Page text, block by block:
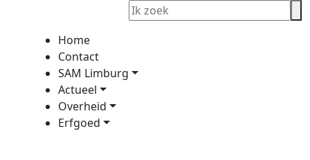
Home
Contact
SAM Limburg
Actueel
Overheid
Erfgoed